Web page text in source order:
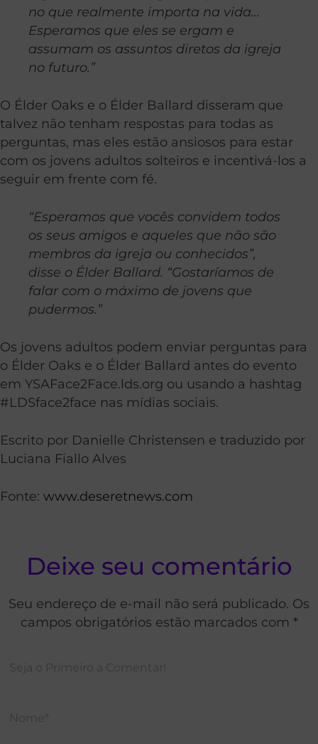
no que realmente importa na vida…
Esperamos que eles se ergam e
assumam os assuntos diretos da igreja
no futuro.”
O Élder Oaks e o Élder Ballard disseram que
talvez não tenham respostas para todas as
perguntas, mas eles estão ansiosos para estar
com os jovens adultos solteiros e incentivá-los a
seguir em frente com fé.
“Esperamos que vocês convidem todos
os seus amigos e aqueles que não são
membros da igreja ou conhecidos”,
disse o Élder Ballard. “Gostaríamos de
falar com o máximo de jovens que
pudermos.”
Os jovens adultos podem enviar perguntas para
o Élder Oaks e o Élder Ballard antes do evento
em YSAFace2Face.lds.org ou usando a hashtag
#LDSface2face nas mídias sociais.
Escrito por Danielle Christensen e traduzido por
Luciana Fiallo Alves
Fonte: www.deseretnews.com
Deixe seu comentário
Seu endereço de e-mail não será publicado. Os
campos obrigatórios estão marcados com *